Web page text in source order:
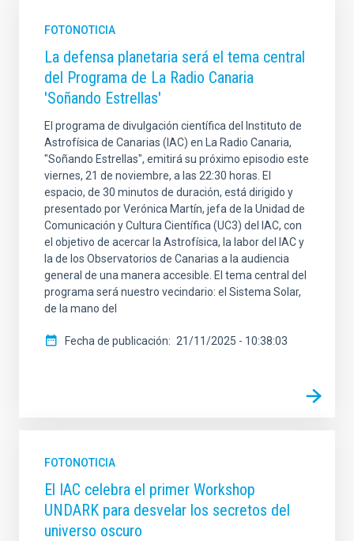
FOTONOTICIA
La defensa planetaria será el tema central
del Programa de La Radio Canaria
'Soñando Estrellas'
El programa de divulgación científica del Instituto de
Astrofísica de Canarias (IAC) en La Radio Canaria,
"Soñando Estrellas", emitirá su próximo episodio este
viernes, 21 de noviembre, a las 22:30 horas. El
espacio, de 30 minutos de duración, está dirigido y
presentado por Verónica Martín, jefa de la Unidad de
Comunicación y Cultura Científica (UC3) del IAC, con
el objetivo de acercar la Astrofísica, la labor del IAC y
la de los Observatorios de Canarias a la audiencia
general de una manera accesible. El tema central del
programa será nuestro vecindario: el Sistema Solar,
de la mano del
Fecha de publicación 21/11/2025 - 10:38:03
FOTONOTICIA
El IAC celebra el primer Workshop
UNDARK para desvelar los secretos del
universo oscuro